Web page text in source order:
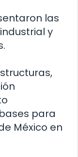
las
y
para
México en